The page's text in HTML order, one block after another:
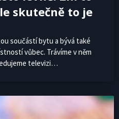
skutečně to je
součástí bytu a bývá také
vůbec. Trávíme v něm
televizi…